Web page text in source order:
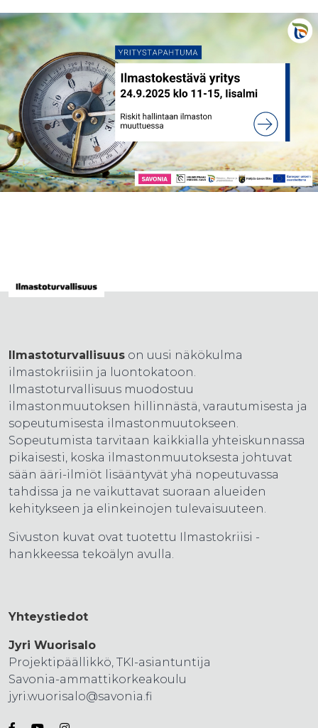
Ilmastoturvallisuus on uusi näkökulma
ilmastokriisiin ja luontokatoon.
Ilmastoturvallisuus muodostuu
ilmastonmuutoksen hillinnästä, varautumisesta ja
sopeutumisesta ilmastonmuutokseen.
Sopeutumista tarvitaan kaikkialla yhteiskunnassa
pikaisesti, koska ilmastonmuutoksesta johtuvat
sään ääri-ilmiöt lisääntyvät yhä nopeutuvassa
tahdissa ja ne vaikuttavat suoraan alueiden
kehitykseen ja elinkeinojen tulevaisuuteen.
Sivuston kuvat ovat tuotettu Ilmastokriisi -
hankkeessa tekoälyn avulla.
Yhteystiedot
Jyri Wuorisalo
Projektipäällikkö, TKI-asiantuntija
Savonia-ammattikorkeakoulu
jyri.wuorisalo@savonia.fi